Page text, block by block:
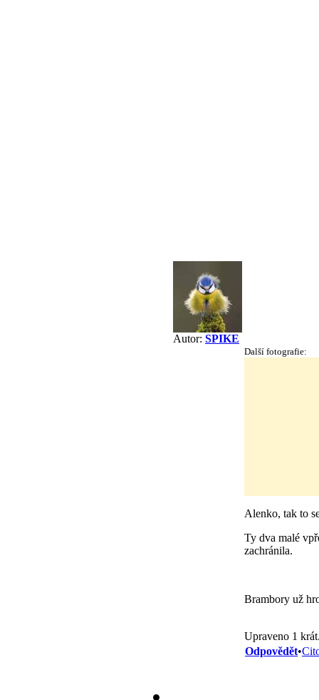
Autor: SPIKE
Další fotografie:
Alenko, tak to
Ty dva malé
zachránila.
Brambory už
Upraveno 1
Odpovědět•